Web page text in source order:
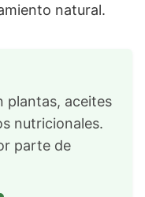
natural.
plantas, aceites
nutricionales.
parte de